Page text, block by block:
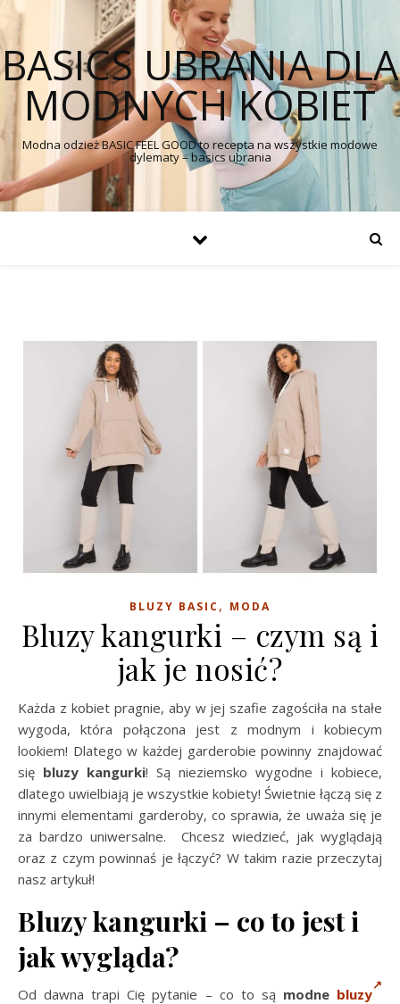
BASICS UBRANIA DLA
MODNYCH KOBIET
Modna odzież BASIC FEEL GOOD to recepta na wszystkie modowe
dylematy – basics ubrania
BLUZY BASIC, MODA
Bluzy kangurki – czym są i
jak je nosić?
Każda z kobiet pragnie, aby w jej szafie zagościła na stałe
wygoda, która połączona jest z modnym i kobiecym
lookiem! Dlatego w każdej garderobie powinny znajdować
się bluzy kangurki! Są nieziemsko wygodne i kobiece,
dlatego uwielbiają je wszystkie kobiety! Świetnie łączą się z
innymi elementami garderoby, co sprawia, że uważa się je
za bardzo uniwersalne. Chcesz wiedzieć, jak wyglądają
oraz z czym powinnaś je łączyć? W takim razie przeczytaj
nasz artykuł!
Bluzy kangurki – co to jest i
jak wygląda?
Od dawna trapi Cię pytanie – co to są modne bluzy